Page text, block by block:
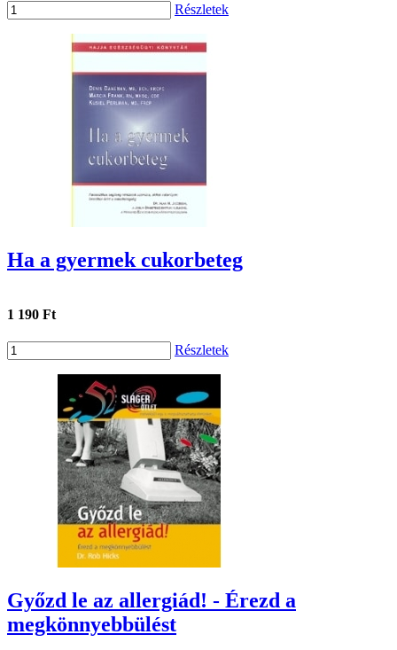
Részletek
Ha a gyermek cukorbeteg
1 190 Ft
Részletek
Győzd le az allergiád! - Érezd a
megkönnyebbülést